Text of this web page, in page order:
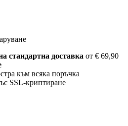
стандартна доставка от € 69,90
към всяка поръчка
SSL-криптиране